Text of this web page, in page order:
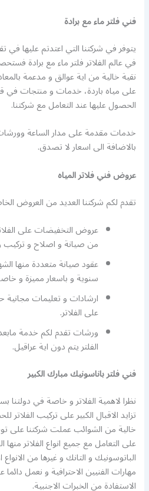
فني فلتر ماء مع برادة
يتوفر في شركتنا التي اعتدتم عليها
في عالم الفلاتر فلتر ماء مع برادة
نقية خالية من اية عوالق و مدعمة
على مياه باردة، خدمات و منتجات في
الحصول عليها عند التعامل مع شركتنا.
خدمات مقدمة على مدار الساعة وورشات
بالاضافة الى اسعار لا تصدق.
عروض فني فلاتر المياه
تقدم لكم شركتنا العديد من العروض
عروض التخفيضات على
من صيانة و اصلاح و تركيب
عقود صيانة متعددة منها
سنوية و باسعار مميزة و خاصة
ارشادات و تعليمات
على الفلاتر.
ورشات تقدم لكم خدمة
الفلتر يتم دون اية عراقيل.
فني فلتر باناسونيك مبارك الكبير
نظرا لاهمية الفلاتر و خاصة في
تزايد الاقبال الكبير على تركيب
خالية من الشوائب عملت شركتنا على
على التعامل مع جميع انواع الفلاتر منها
الباتوسونيك و التانك و غيرها من
مهارات الفنيين الاحترافية و نعمل
الاستفادة من الخبرات الاجنبية.